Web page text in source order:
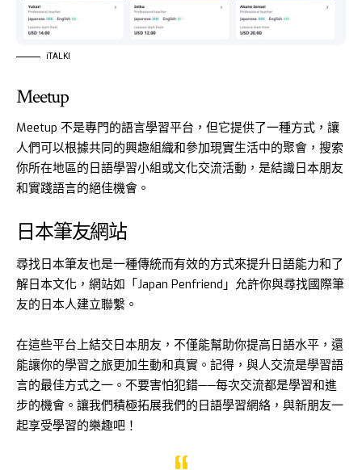
iTALKI
Meetup
Meetup 不是專門的語言學習平台，但它提供了一種方式，讓
人們可以根據共同的興趣組織和參加現實生活中的聚會，搜索
你所在地區的日語學習小組或文化交流活動，是結識日本朋友
和實踐語言的絕佳機會。
日本筆友網站
尋找日本筆友也是一種傳統而有效的方式來提升日語能力和了
解日本文化，網站如「Japan Penfriend」允許你與尋找國際筆
友的日本人建立聯繫。
在這些平台上結交日本朋友，不僅能幫助你提高日語水平，還
能讓你的學習之旅更加生動和真實。記得，與人交流是學習語
言的最佳方式之一。不要害怕犯錯——每次交流都是學習和進
步的機會。讓我們積極拓展我們的日語學習網絡，與新朋友一
起享受學習的樂趣吧！